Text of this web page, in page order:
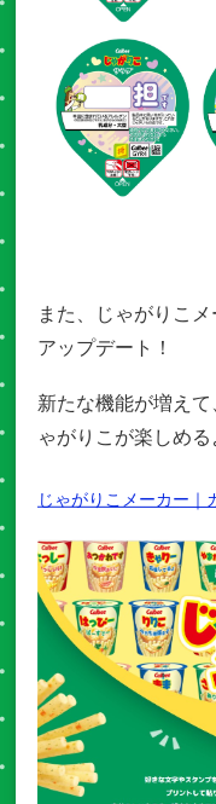
また、じゃがりこ
アップデート！
新たな機能が増え
ゃがりこが楽しめる
じゃがりこメーカー｜